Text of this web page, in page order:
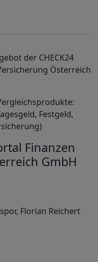
der CHECK24
Österreich
Festgeld,
Finanzen
GmbH
Florian Reichert